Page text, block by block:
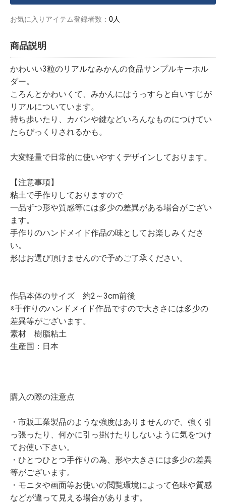
お気に入りアイテム登録者数： 0人
商品説明
かわいい3粒のリアルなみかんの食品サンプルキーホル
ダー。
ころんとかわいくて、みかんにはうっすらと白いすじが
リアルについています。
持ち歩いたり、カバンや鍵などいろんなものにつけてい
たらびっくりされるかも。
大変軽量で日常的に使いやすくデザインしております。
【注意事項】
粘土で手作りしておりますので
一品ずつ形や質感等には多少の差異がある場合がござい
ます。
手作りのハンドメイド作品の味としてお楽しみくださ
い。
形はお選び頂けませんので予めご了承ください。
作品本体のサイズ 約2～3cm前後
※手作りのハンドメイド作品ですので大きさには多少の
差異等がございます。
素材 樹脂粘土
生産国：日本
購入の際の注意点
・市販工業製品のような強度はありませんので、強く引
っ張ったり、何かに引っ掛けたりしないように気をつけ
てお使い下さい。
・ひとつひとつ手作りの為、形や大きさには多少の差異
等がございます。
・モニタや画面等お使いの閲覧環境によって色味や質感
などが違って見える場合があります。
イラストレ
アダルトグ